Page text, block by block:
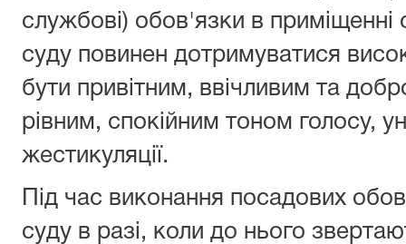
службові) обов'язки в приміщенні
суду повинен дотримуватися
бути привітним, ввічливим та
рівним, спокійним тоном голосу,
жестикуляції.
Під час виконання посадових
суду в разі, коли до нього